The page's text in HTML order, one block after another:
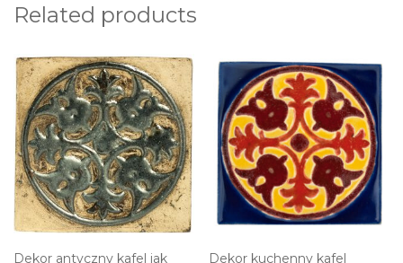
Related products
Dekor antyczny kafel jak
Dekor kuchenny kafel